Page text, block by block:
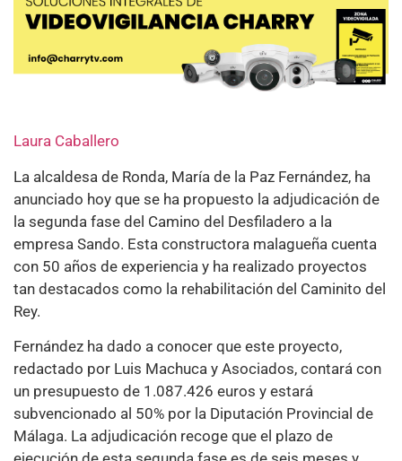
Laura Caballero
La alcaldesa de Ronda, María de la Paz Fernández, ha
anunciado hoy que se ha propuesto la adjudicación de
la segunda fase del Camino del Desfiladero a la
empresa Sando. Esta constructora malagueña cuenta
con 50 años de experiencia y ha realizado proyectos
tan destacados como la rehabilitación del Caminito del
Rey.
Fernández ha dado a conocer que este proyecto,
redactado por Luis Machuca y Asociados, contará con
un presupuesto de 1.087.426 euros y estará
subvencionado al 50% por la Diputación Provincial de
Málaga. La adjudicación recoge que el plazo de